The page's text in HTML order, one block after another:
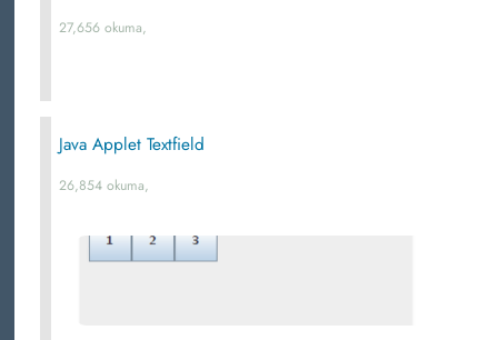
27,656 okuma,
Java Applet Textfield
26,854 okuma,